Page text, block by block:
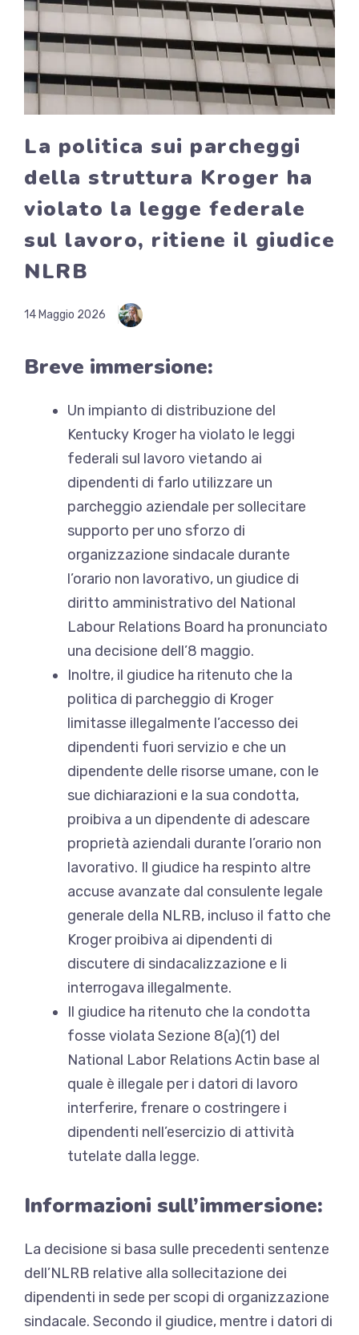
La politica sui parcheggi
della struttura Kroger ha
violato la legge federale
sul lavoro, ritiene il giudice
NLRB
14 Maggio 2026
Breve immersione:
Un impianto di distribuzione del
Kentucky Kroger ha violato le leggi
federali sul lavoro vietando ai
dipendenti di farlo utilizzare un
parcheggio aziendale per sollecitare
supporto per uno sforzo di
organizzazione sindacale durante
l’orario non lavorativo, un giudice di
diritto amministrativo del National
Labour Relations Board ha pronunciato
una decisione dell’8 maggio.
Inoltre, il giudice ha ritenuto che la
politica di parcheggio di Kroger
limitasse illegalmente l’accesso dei
dipendenti fuori servizio e che un
dipendente delle risorse umane, con le
sue dichiarazioni e la sua condotta,
proibiva a un dipendente di adescare
proprietà aziendali durante l’orario non
lavorativo. Il giudice ha respinto altre
accuse avanzate dal consulente legale
generale della NLRB, incluso il fatto che
Kroger proibiva ai dipendenti di
discutere di sindacalizzazione e li
interrogava illegalmente.
Il giudice ha ritenuto che la condotta
fosse violata Sezione 8(a)(1) del
National Labor Relations Actin base al
quale è illegale per i datori di lavoro
interferire, frenare o costringere i
dipendenti nell’esercizio di attività
tutelate dalla legge.
Informazioni sull’immersione:
La decisione si basa sulle precedenti sentenze
dell’NLRB relative alla sollecitazione dei
dipendenti in sede per scopi di organizzazione
sindacale. Secondo il giudice, mentre i datori di